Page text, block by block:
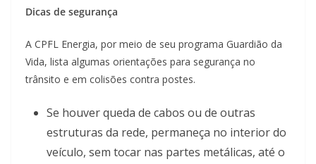
Dicas de segurança
A CPFL Energia, por meio de seu programa Guardião da
Vida, lista algumas orientações para segurança no
trânsito e em colisões contra postes.
Se houver queda de cabos ou de outras
estruturas da rede, permaneça no interior do
veículo, sem tocar nas partes metálicas, até o